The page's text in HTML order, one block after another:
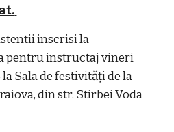
inscrisi la
pentru instructaj vineri
la Sala de festivități de la
din str. Stirbei Voda